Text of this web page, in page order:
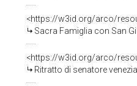
<https://w3id.org/arco/
Sacra Famiglia con San
<https://w3id.org/arco/
Ritratto di senatore